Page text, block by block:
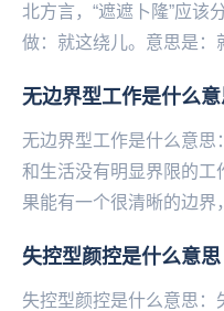
北方言，“遮遮卜隆”应该
做：就这绕儿。意思是：
无边界型工作是什么
无边界型工作是什么意
和生活没有明显界限的工
果能有一个很清晰的边界
—...
失控型颜控是什么意思
失控型颜控是什么意思：